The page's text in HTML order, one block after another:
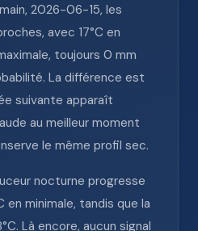
2026-06-15, les
avec 17°C en
toujours 0 mm
La différence est
suivante apparaît
au meilleur moment
le même profil sec.
nocturne progresse
en minimale, tandis que la
Là encore, aucun signal